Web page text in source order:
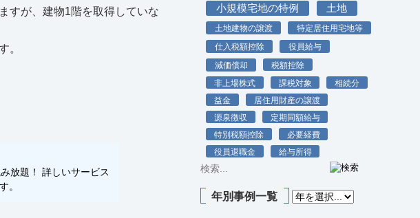
すが、建物1階を取得していな
。
放題！ 詳しいサービス
。
小規模宅地の特例 土地
土地建物の譲渡
特定居住用宅地等
仕入税額控除
役員給与
減価償却
税額控除
非上場株式
課税対象
相続分
益金
居住用財産の譲渡
源泉徴収
定期同額給与
特別税額控除
必要経費
役員退職金
給与所得
年別事例一覧